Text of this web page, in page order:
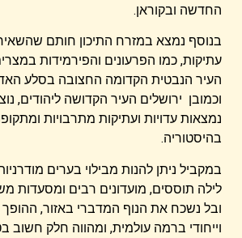
החדשה ובקוראן.
בנוסף נמצא במזרח התיכון חותם
עתיקות, כמו הפרעונים והפירמידות
העיר הנבטית הקדומה החצובה בסלע
וכמובן ירושלים העיר הקדושה ליהודים,
נמצאות עדויות ועתיקות מתרבויות
בהיסטוריה.
במקביל ניתן להנות מבילוי בערים
לילה תוססים, מועדונים רבים ומסעדות
ובל נשכח את הנוף המדברי באזור,
וייחודי ברמה עולמית, ומהווה חלק חשוב